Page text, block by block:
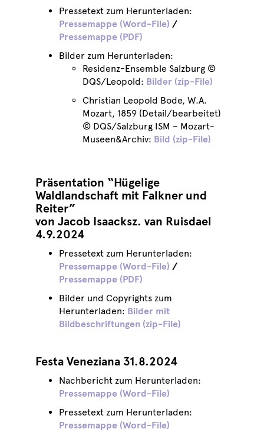
Pressetext zum Herunterladen:
Pressemappe (Word-File) /
Pressemappe (PDF)
Bilder zum Herunterladen:
Residenz-Ensemble Salzburg ©
DQS/Leopold: Bilder (zip-File)
Christian Leopold Bode, W.A.
Mozart, 1859 (Detail/bearbeitet)
© DQS/Salzburg ISM – Mozart-
Museen&Archiv: Bild (zip-File)
Präsentation “Hügelige
Waldlandschaft mit Falkner und
Reiter”
von Jacob Isaacksz. van Ruisdael
4.9.2024
Pressetext zum Herunterladen:
Pressemappe (Word-File) /
Pressemappe (PDF)
Bilder und Copyrights zum
Herunterladen: Bilder mit
Bildbeschriftungen (zip-File)
Festa Veneziana 31.8.2024
Nachbericht zum Herunterladen:
Pressemappe (Word-File)
Pressetext zum Herunterladen:
Pressemappe (Word-File)